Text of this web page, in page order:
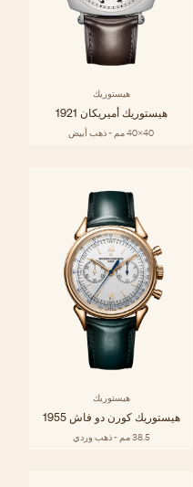
هيستوريك
هيستوريك أميريكان 1921
40x40 مم - ذهب أبيض
هيستوريك
هيستوريك كورن دو فاش 1955
38.5 مم - ذهب وردي